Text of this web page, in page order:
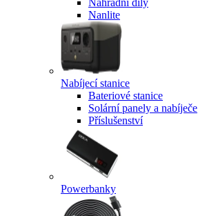
Náhradní díly
Nanlite
Nabíjecí stanice
Bateriové stanice
Solární panely a nabíječe
Příslušenství
Powerbanky